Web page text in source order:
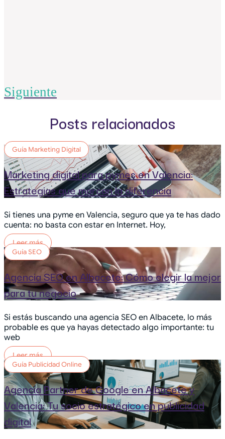
Siguiente
Posts relacionados
Guía Marketing Digital
Marketing digital para pymes en Valencia:
Estrategias que marcan la diferencia
Si tienes una pyme en Valencia, seguro que ya te has dado
cuenta: no basta con estar en Internet. Hoy,
Leer más
Guía SEO
Agencia SEO en Albacete: Cómo elegir la mejor
para tu negocio
Si estás buscando una agencia SEO en Albacete, lo más
probable es que ya hayas detectado algo importante: tu
web
Leer más
Guía Publicidad Online
Agencia Partner de Google en Albacete y
Valencia: Tu socio estratégico en publicidad
digital